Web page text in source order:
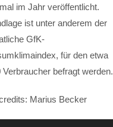
im Jahr veröffentlicht.
ist unter anderem der
GfK-
für den etwa
Verbraucher befragt werden.
Marius Becker